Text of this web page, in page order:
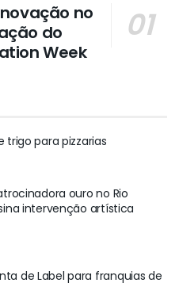
no
do
Week
trigo para pizzarias
ouro no Rio
intervenção artística
de Label para franquias de